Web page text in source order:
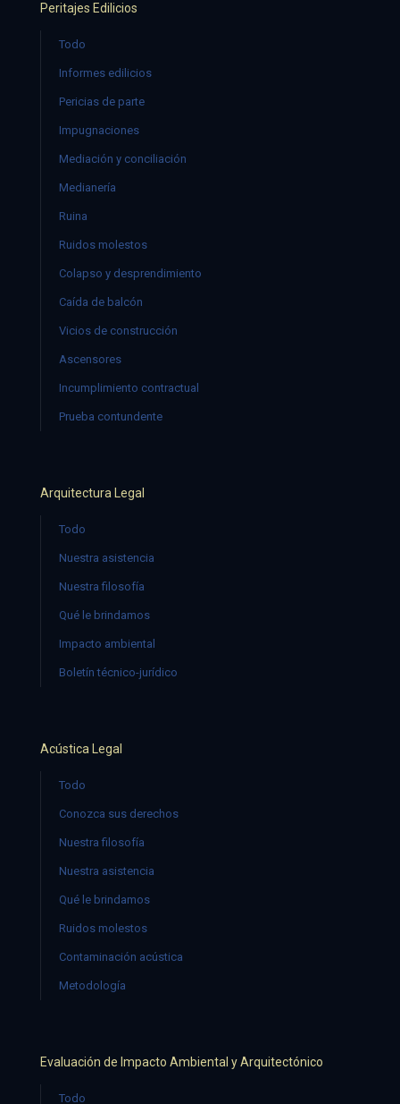
Peritajes Edilicios
Todo
Informes edilicios
Pericias de parte
Impugnaciones
Mediación y conciliación
Medianería
Ruina
Ruidos molestos
Colapso y desprendimiento
Caída de balcón
Vicios de construcción
Ascensores
Incumplimiento contractual
Prueba contundente
Arquitectura Legal
Todo
Nuestra asistencia
Nuestra filosofía
Qué le brindamos
Impacto ambiental
Boletín técnico-jurídico
Acústica Legal
Todo
Conozca sus derechos
Nuestra filosofía
Nuestra asistencia
Qué le brindamos
Ruidos molestos
Contaminación acústica
Metodología
Evaluación de Impacto Ambiental y Arquitectónico
Todo